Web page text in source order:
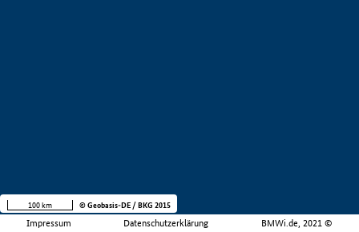
Impressum Datenschutzerklärung BMWi.de, 2021 ©
100 km © Geobasis-DE / BKG 2015